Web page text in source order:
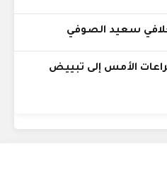
سعيد الصوفي
الأمس إلى تبييض